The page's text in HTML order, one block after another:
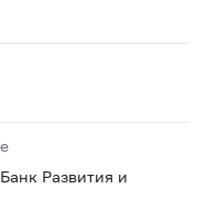
Развития и